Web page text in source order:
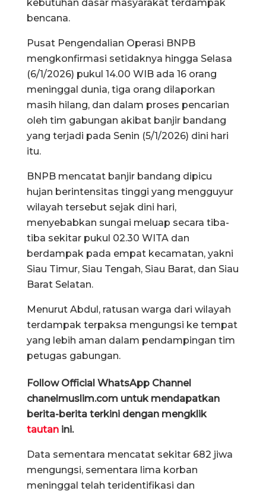
kebutuhan dasar masyarakat terdampak
bencana.
Pusat Pengendalian Operasi BNPB
mengkonfirmasi setidaknya hingga Selasa
(6/1/2026) pukul 14.00 WIB ada 16 orang
meninggal dunia, tiga orang dilaporkan
masih hilang, dan dalam proses pencarian
oleh tim gabungan akibat banjir bandang
yang terjadi pada Senin (5/1/2026) dini hari
itu.
BNPB mencatat banjir bandang dipicu
hujan berintensitas tinggi yang mengguyur
wilayah tersebut sejak dini hari,
menyebabkan sungai meluap secara tiba-
tiba sekitar pukul 02.30 WITA dan
berdampak pada empat kecamatan, yakni
Siau Timur, Siau Tengah, Siau Barat, dan Siau
Barat Selatan.
Menurut Abdul, ratusan warga dari wilayah
terdampak terpaksa mengungsi ke tempat
yang lebih aman dalam pendampingan tim
petugas gabungan.
Follow Official WhatsApp Channel
chanelmuslim.com untuk mendapatkan
berita-berita terkini dengan mengklik
tautan ini.
Data sementara mencatat sekitar 682 jiwa
mengungsi, sementara lima korban
meninggal telah teridentifikasi dan